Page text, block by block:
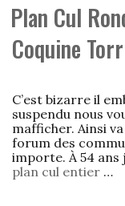
Plan Cul
Coquine
C’est bizarre il
suspendu nous
mafficher. Ainsi
forum des
importe. À 54 ans
plan cul entier …